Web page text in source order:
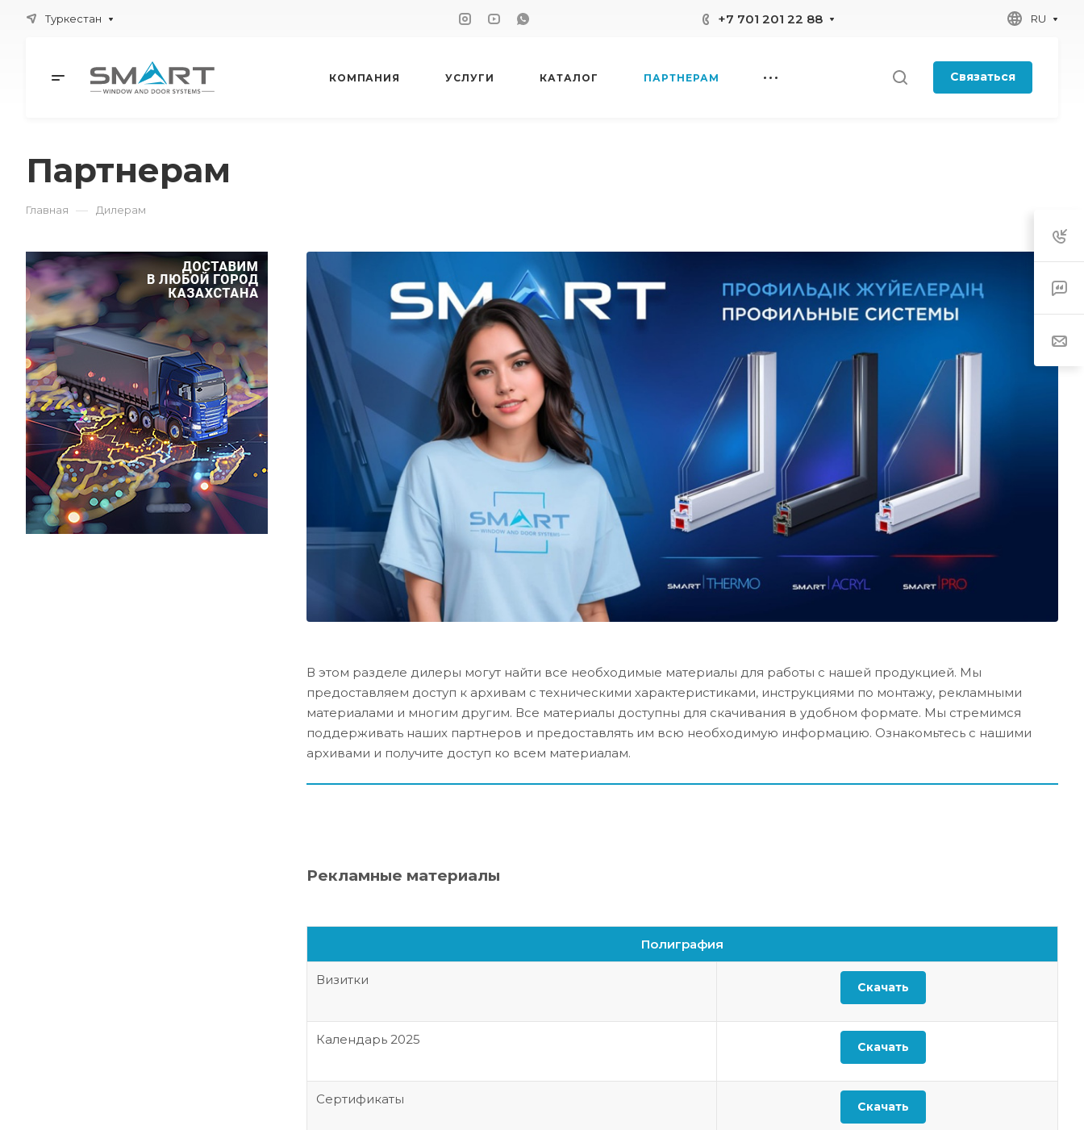
Туркестан +7 701 201 22 88 RU
КОМПАНИЯ УСЛУГИ КАТАЛОГ ПАРТНЕРАМ Связаться
Партнерам
Главная — Дилерам
В этом разделе дилеры могут найти все необходимые материалы для работы с нашей продукцией. Мы
предоставляем доступ к архивам с техническими характеристиками, инструкциями по монтажу, рекламными
материалами и многим другим. Все материалы доступны для скачивания в удобном формате. Мы стремимся
поддерживать наших партнеров и предоставлять им всю необходимую информацию. Ознакомьтесь с нашими
архивами и получите доступ ко всем материалам.
Рекламные материалы
Полиграфия
Визитки Скачать
Календарь 2025 Скачать
Сертификаты Скачать